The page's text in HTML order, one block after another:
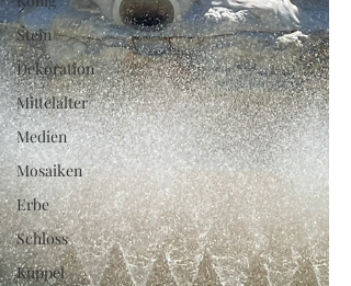
Stein
Dekoration
Mittelalter
Medien
Mosaiken
Erbe
Schloss
Kuppel